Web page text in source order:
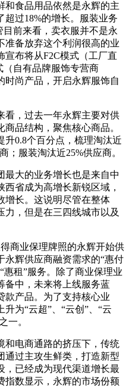
和食品用品依然是永辉的主
过18%的增长。服装业务
前来看，卖衣服并不是永
准备放弃这个利润很高的业
布将从F2C模式（工厂直
（自有品牌服饰专营商
时尚产品，开启永辉服饰自
看，过去一年永辉主要对供
品结构，聚焦核心商品。
升0.8个百分点，梳理淘汰近
；服装淘汰近25%供应商。
最大的业务增长也是来自中
省成为高增长新锐区域，
增长。这说明尽管在整体
力，但是在三四线城市以及
商业保理牌照的永辉开始供
永辉供应商融资需求的“惠付
惠租”服务。除了商业保理业
备中，未来将上线服务蓝
款产品。为了支持核心业
为“云超”、“云创”、“云
一。
和电商通路的挤压下，传统
通过主攻生鲜类，打造新型
，已经成为现代渠道增长最
指数显示，永辉的市场份额